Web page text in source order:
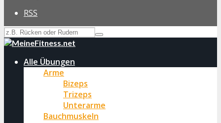
RSS
Alle Übungen
Arme
Bizeps
Trizeps
Unterarme
Bauchmuskeln